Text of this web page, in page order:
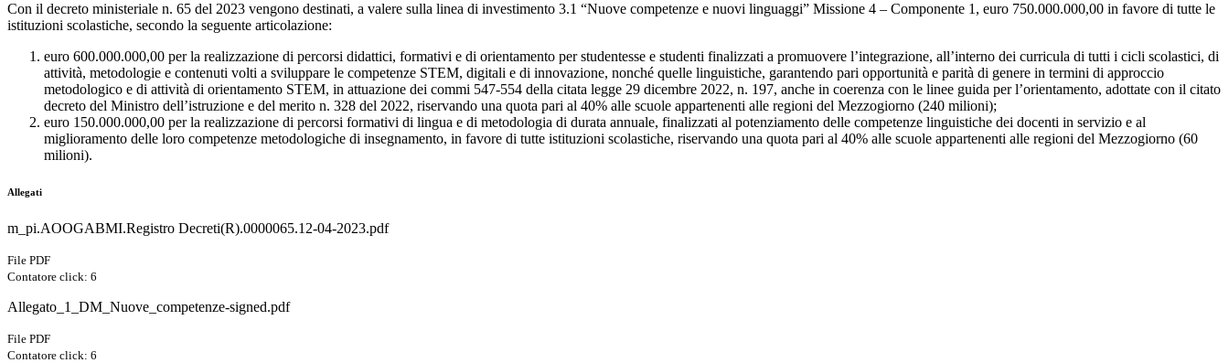
Con il decreto ministeriale n. 65 del 2023 vengono destinati, a valere sulla linea di investimento 3.1 “Nuove competenze e nuovi linguaggi” Missione 4 – Componente 1, euro 750.000.000,00 in favore di tutte le
istituzioni scolastiche, secondo la seguente articolazione:
euro 600.000.000,00 per la realizzazione di percorsi didattici, formativi e di orientamento per studentesse e studenti finalizzati a promuovere l’integrazione, all’interno dei curricula di tutti i cicli scolastici, di
attività, metodologie e contenuti volti a sviluppare le competenze STEM, digitali e di innovazione, nonché quelle linguistiche, garantendo pari opportunità e parità di genere in termini di approccio
metodologico e di attività di orientamento STEM, in attuazione dei commi 547-554 della citata legge 29 dicembre 2022, n. 197, anche in coerenza con le linee guida per l’orientamento, adottate con il citato
decreto del Ministro dell’istruzione e del merito n. 328 del 2022, riservando una quota pari al 40% alle scuole appartenenti alle regioni del Mezzogiorno (240 milioni);
euro 150.000.000,00 per la realizzazione di percorsi formativi di lingua e di metodologia di durata annuale, finalizzati al potenziamento delle competenze linguistiche dei docenti in servizio e al
miglioramento delle loro competenze metodologiche di insegnamento, in favore di tutte istituzioni scolastiche, riservando una quota pari al 40% alle scuole appartenenti alle regioni del Mezzogiorno (60
milioni).
Allegati
m_pi.AOOGABMI.Registro Decreti(R).0000065.12-04-2023.pdf
File PDF
Contatore click: 6
Allegato_1_DM_Nuove_competenze-signed.pdf
File PDF
Contatore click: 6